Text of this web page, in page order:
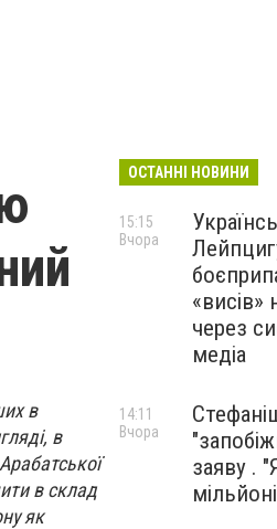
в
в
в склад
як
ОСТАННІ НОВИНИ
через
медіа
15:15
Вчора
заяву .
14:11
Вчора